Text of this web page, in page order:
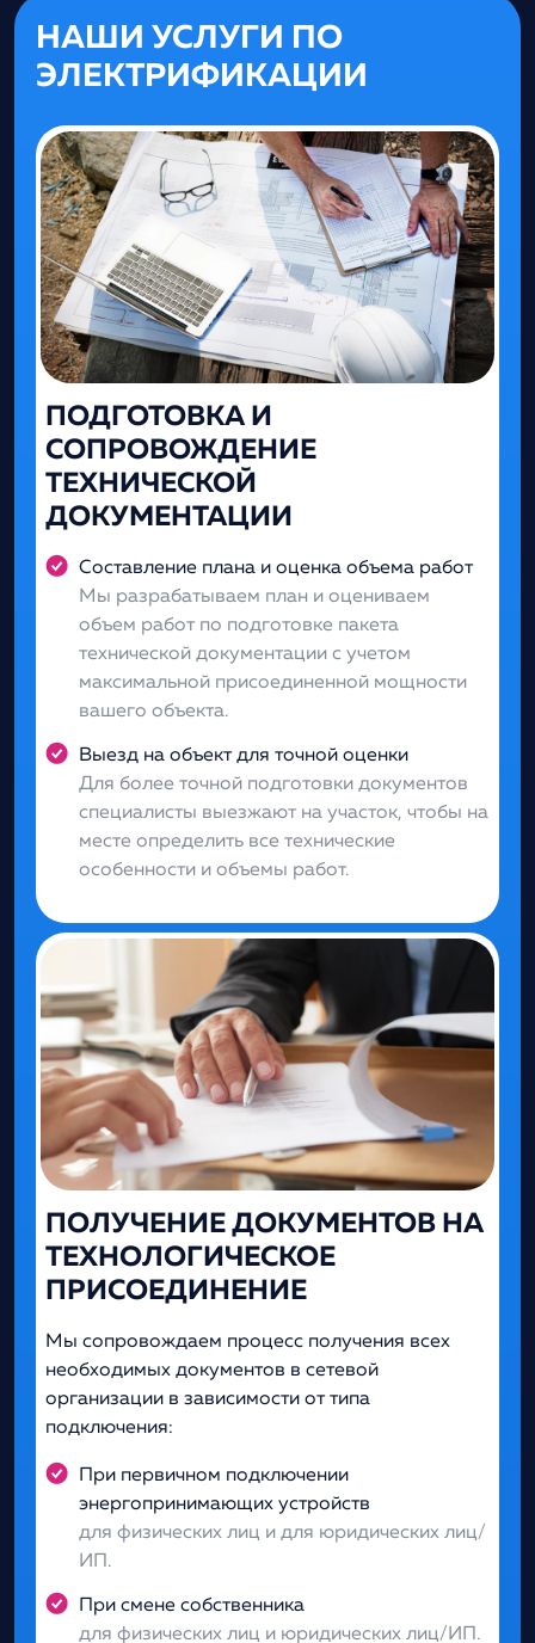
НАШИ УСЛУГИ ПО
ЭЛЕКТРИФИКАЦИИ
ПОДГОТОВКА И
СОПРОВОЖДЕНИЕ
ТЕХНИЧЕСКОЙ
ДОКУМЕНТАЦИИ
Составление плана и оценка объема работ
Мы разрабатываем план и оцениваем
объем работ по подготовке пакета
технической документации с учетом
максимальной присоединенной мощности
вашего объекта.
Выезд на объект для точной оценки
Для более точной подготовки документов
специалисты выезжают на участок, чтобы на
месте определить все технические
особенности и объемы работ.
ПОЛУЧЕНИЕ ДОКУМЕНТОВ НА
ТЕХНОЛОГИЧЕСКОЕ
ПРИСОЕДИНЕНИЕ
Мы сопровождаем процесс получения всех
необходимых документов в сетевой
организации в зависимости от типа
подключения:
При первичном подключении
энергопринимающих устройств
для физических лиц и для юридических лиц/
ИП.
При смене собственника
для физических лиц и юридических лиц/ИП.